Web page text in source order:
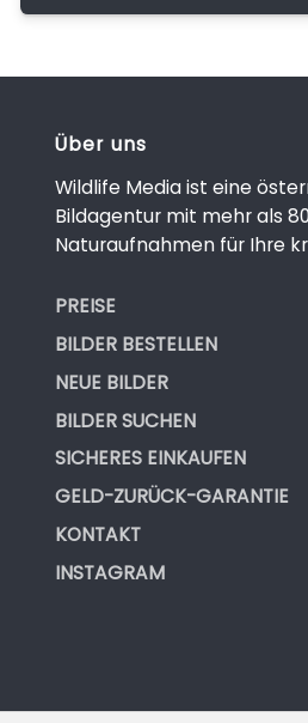
Über uns
Wildlife Media ist eine
Bildagentur mit mehr als
Naturaufnahmen für Ihre
PREISE
BILDER BESTELLEN
NEUE BILDER
BILDER SUCHEN
SICHERES EINKAUFEN
GELD-ZURÜCK-GARANTIE
KONTAKT
INSTAGRAM